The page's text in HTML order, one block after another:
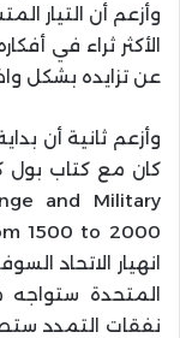
وأزعم أن التيار
الأكثر ثراء في
عن تزايده بشكل
وأزعم ثانية أن
and Military
انهيار الاتحاد
المتحدة ستواجه
نفقات التمدد